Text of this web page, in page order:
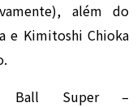
além do
e Kimitoshi Chioka
Ball Super –